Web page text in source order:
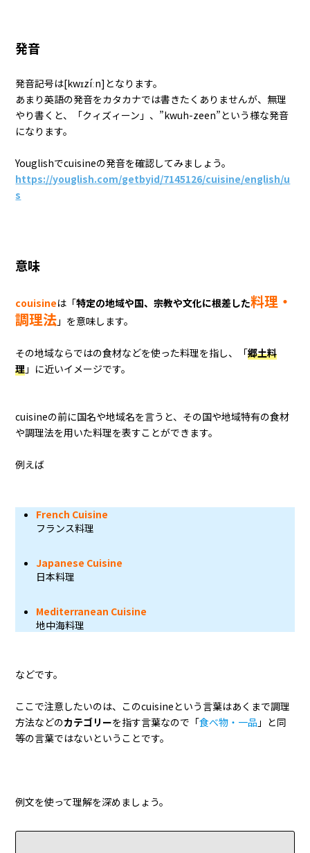
発音
発音記号は[kwɪzíːn]となります。
あまり英語の発音をカタカナでは書きたくありませんが、無理
やり書くと、「クィズィーン」、”kwuh-zeen”という様な発音
になります。
Youglishでcuisineの発音を確認してみましょう。
https://youglish.com/getbyid/7145126/cuisine/english/u
s
意味
couisineは「特定の地域や国、宗教や文化に根差した料理・
調理法 」を意味します。
その地域ならではの食材などを使った料理を指し、「郷土料
理 」に近いイメージです。
cuisineの前に国名や地域名を言うと、その国や地域特有の食材
や調理法を用いた料理を表すことができます。
例えば
French Cuisine
フランス料理
Japanese Cuisine
日本料理
Mediterranean Cuisine
地中海料理
などです。
ここで注意したいのは、このcuisineという言葉はあくまで調理
方法などのカテゴリーを指す言葉なので「食べ物・一品 」と同
等の言葉ではないということです。
例文を使って理解を深めましょう。